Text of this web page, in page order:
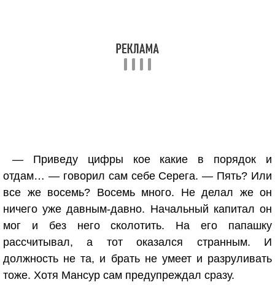
— Приведу цифры кое какие в порядок и
отдам… — говорил сам себе Серега. — Пять? Или
все же восемь? Восемь много. Не делал же он
ничего уже давным-давно. Начальный капитал он
мог и без него сколотить. На его папашку
рассчитывал, а тот оказался странным. И
должность не та, и брать не умеет и разруливать
тоже. Хотя Мансур сам предупреждал сразу.